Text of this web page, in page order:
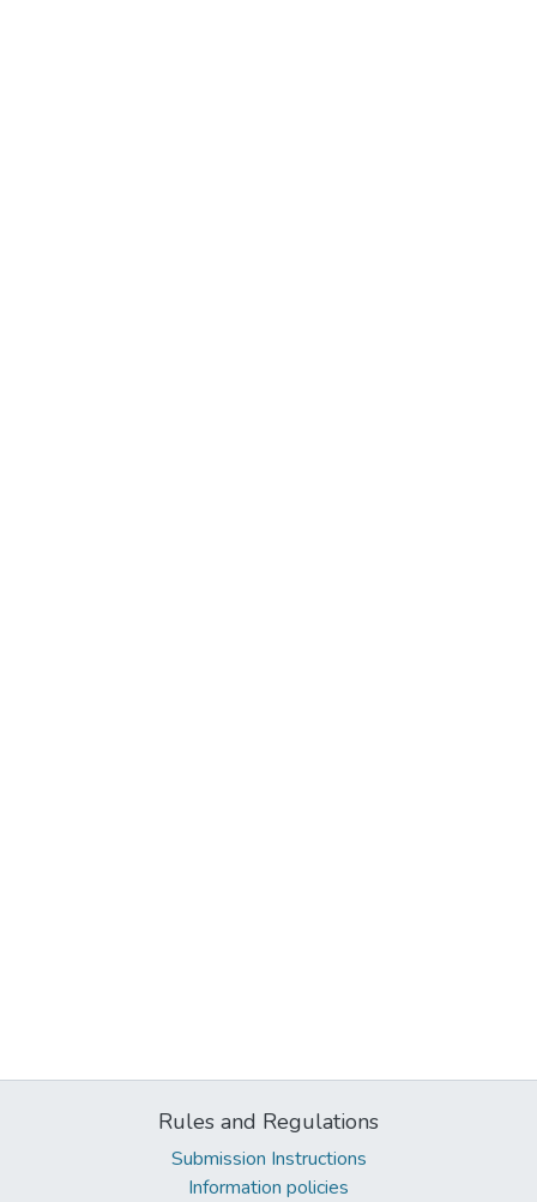
Rules and Regulations
Submission Instructions
Information policies